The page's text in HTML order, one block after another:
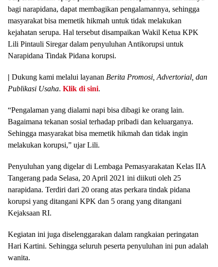
bagi narapidana, dapat membagikan pengalamannya, sehingga
masyarakat bisa memetik hikmah untuk tidak melakukan
kejahatan serupa. Hal tersebut disampaikan Wakil Ketua KPK
Lili Pintauli Siregar dalam penyuluhan Antikorupsi untuk
Narapidana Tindak Pidana korupsi.
| Dukung kami melalui layanan Berita Promosi, Advertorial, dan
Publikasi Usaha. Klik di sini.
“Pengalaman yang dialami napi bisa dibagi ke orang lain.
Bagaimana tekanan sosial terhadap pribadi dan keluarganya.
Sehingga masyarakat bisa memetik hikmah dan tidak ingin
melakukan korupsi,” ujar Lili.
Penyuluhan yang digelar di Lembaga Pemasyarakatan Kelas IIA
Tangerang pada Selasa, 20 April 2021 ini diikuti oleh 25
narapidana. Terdiri dari 20 orang atas perkara tindak pidana
korupsi yang ditangani KPK dan 5 orang yang ditangani
Kejaksaan RI.
Kegiatan ini juga diselenggarakan dalam rangkaian peringatan
Hari Kartini. Sehingga seluruh peserta penyuluhan ini pun adalah
wanita.